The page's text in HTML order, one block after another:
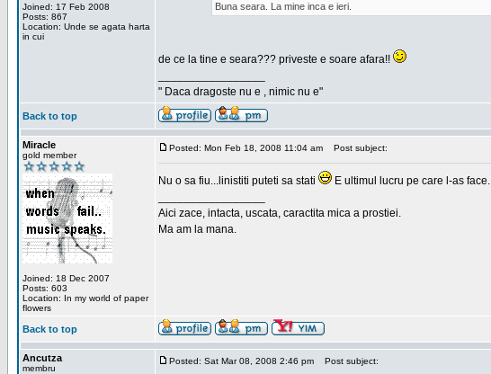
Joined: 17 Feb 2008
Posts: 867
Location: Unde se agata harta
in cui
Buna seara. La mine inca e ieri.
de ce la tine e seara??? priveste e soare afara!!
" Daca dragoste nu e , nimic nu e"
Back to top
Miracle
gold member
Joined: 18 Dec 2007
Posts: 603
Location: In my world of paper
flowers
Posted: Mon Feb 18, 2008 11:04 am Post subject:
Nu o sa fiu...linistiti puteti sa stati
E ultimul lucru pe care l-as face.
Aici zace, intacta, uscata, caractita mica a prostiei.
Ma am la mana.
Back to top
Ancutza
membru
Posted: Sat Mar 08, 2008 2:46 pm Post subject: